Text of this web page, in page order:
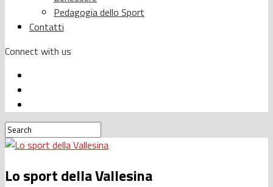
Pedagogia dello Sport
Contatti
Connect with us
Lo sport della Vallesina